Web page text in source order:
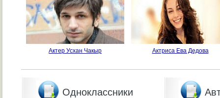
Актер Усхан Чакыр Актриса Ева Дедова
Одноклассники